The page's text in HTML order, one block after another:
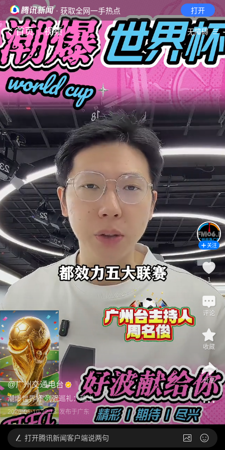
· 获取全网一手热点 打开
首页 视频 无障碍
@广州交通电台
潮爆世界杯 列强巡礼：瑞士
2026-06-10 22:18 发布于广东
关注
1
评论
收藏
分享
打开腾讯新闻客户端说两句